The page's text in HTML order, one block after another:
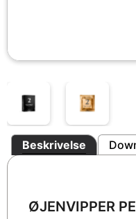
Beskrivelse
ØJENVIPPER